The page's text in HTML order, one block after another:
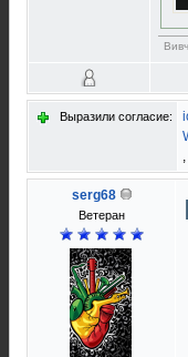
Выразили согласие:
,
serg68
Ветеран